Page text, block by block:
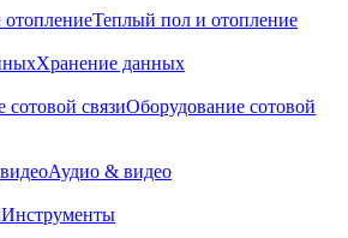
Теплый пол и отопление
Хранение данных
Оборудование сотовой
Аудио & видео
Инструменты